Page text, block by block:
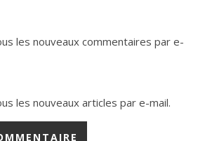
les nouveaux commentaires par e-
les nouveaux articles par e-mail.